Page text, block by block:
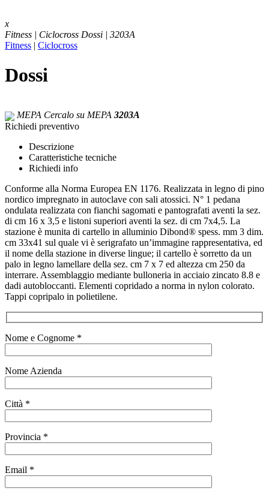
x
Fitness | Ciclocross Dossi | 3203A
Fitness | Ciclocross
Dossi
MEPA Cercalo su MEPA 3203A
Richiedi preventivo
Descrizione
Caratteristiche tecniche
Richiedi info
Conforme alla Norma Europea EN 1176. Realizzata in legno di pino
nordico impregnato in autoclave con sali atossici. N° 1 pedana
ondulata realizzata con fianchi sagomati e pantografati aventi la sez.
di cm 16 x 3,5 e listoni superiori aventi la sez. di cm 7x4,5. La
stazione è munita di cartello in alluminio Dibond® spess. mm 3 dim.
cm 33x41 sul quale vi è serigrafato un’immagine rappresentativa, ed
il nome della stazione in diverse lingue; il cartello è sorretto da un
palo in legno lamellare della sez. cm 7 x 7 ed altezza cm 250 da
interrare. Assemblaggio mediante bulloneria in acciaio zincato 8.8 e
dadi autobloccanti. Elementi copridado a norma in nylon colorato.
Tappi copripalo in polietilene.
Nome e Cognome *
Nome Azienda
Città *
Provincia *
Email *